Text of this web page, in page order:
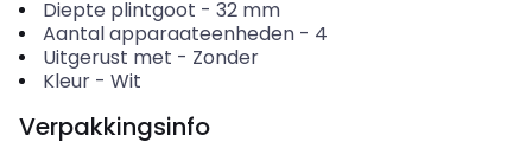
Diepte plintgoot - 32 mm
Aantal apparaateenheden- 4
Uitgerust met - Zonder
Kleur- Wit
Verpakkingsinfo